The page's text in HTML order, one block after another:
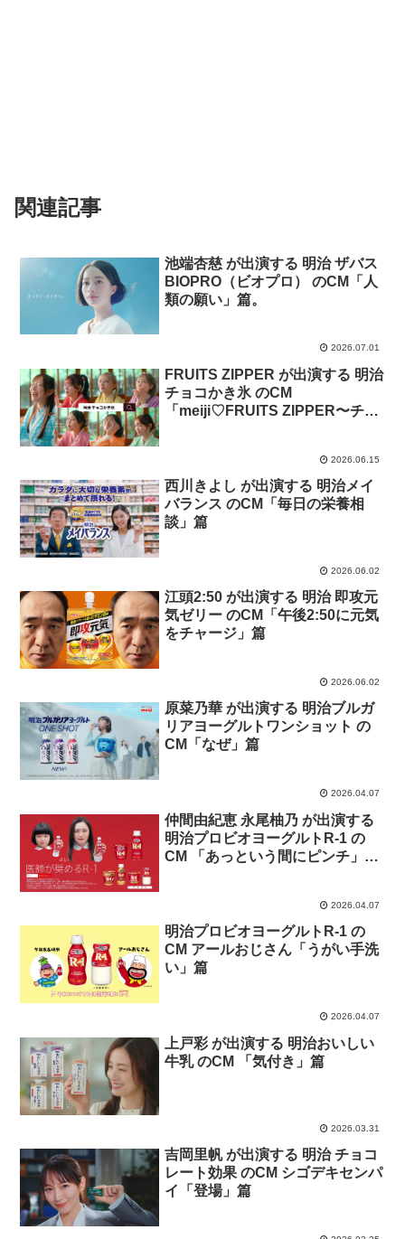
関連記事
池端杏慈 が出演する 明治 ザバス
BIOPRO（ビオプロ） のCM「人
類の願い」篇。
2026.07.01
FRUITS ZIPPER が出演する 明治
チョコかき氷 のCM
「meiji♡FRUITS ZIPPER〜チョ
2026.06.15
西川きよし が出演する 明治メイ
バランス のCM「毎日の栄養相
談」篇
2026.06.02
江頭2:50 が出演する 明治 即攻元
気ゼリー のCM「午後2:50に元気
をチャージ」篇
2026.06.02
原菜乃華 が出演する 明治ブルガ
リアヨーグルトワンショット の
CM「なぜ」篇
2026.04.07
仲間由紀恵 永尾柚乃 が出演する
明治プロビオヨーグルトR-1 の
CM 「あっという間にピンチ」篇
2026.04.07
明治プロビオヨーグルトR-1 の
CM アールおじさん「うがい手洗
い」篇
2026.04.07
上戸彩 が出演する 明治おいしい
牛乳 のCM 「気付き」篇
2026.03.31
吉岡里帆 が出演する 明治 チョコ
レート効果 のCM シゴデキセンパ
イ「登場」篇